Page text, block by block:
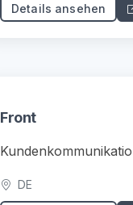
Details ansehen
Front
DE